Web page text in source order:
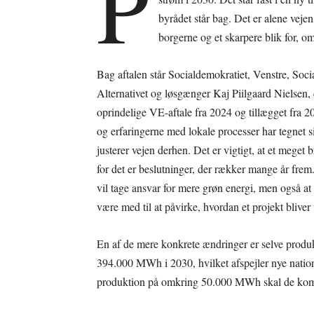
byrådet står bag. Det er alene
borgerne og et skarpere blik for,
Bag aftalen står Socialdemokratiet, Venstre,
Alternativet og løsgænger Kaj Piilgaard
oprindelige VE-aftale fra 2024 og tillægget fra
og erfaringerne med lokale processer har
justerer vejen derhen. Det er vigtigt, at et meget
for det er beslutninger, der rækker mange år
vil tage ansvar for mere grøn energi, men også
være med til at påvirke, hvordan et projekt
En af de mere konkrete ændringer er selve
394.000 MWh i 2030, hvilket afspejler nye
produktion på omkring 50.000 MWh skal de